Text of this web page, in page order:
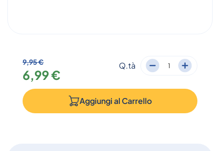
9,95 €
6,99 €
Q.tà
Aggiungi al Carrello